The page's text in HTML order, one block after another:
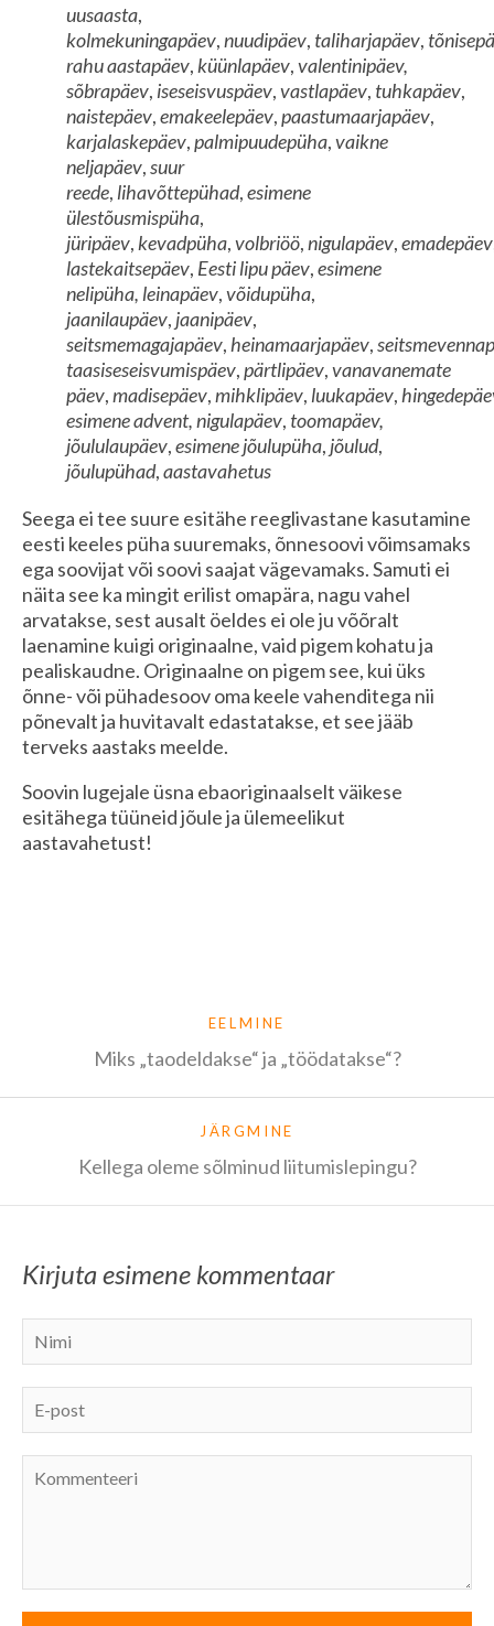
uusaasta,
kolmekuningapäev,nuudipäev, taliharjapäev,
rahu aastapäev, küünlapäev,valentinipäev,
sõbrapäev, iseseisvuspäev,vastlapäev, tuhkapäev,
naistepäev,emakeelepäev,paastumaarjapäev,
karjalaskepäev,palmipuudepüha,vaikne
neljapäev,suur
reede, lihavõttepühad,esimene
ülestõusmispüha,
jüripäev, kevadpüha,volbriöö,nigulapäev,emadepäev
lastekaitsepäev, Eesti lipu päev,esimene
nelipüha, leinapäev,võidupüha,
jaanilaupäev, jaanipäev,
seitsmemagajapäev, heinamaarjapäev,
taasiseseisvumispäev,pärtlipäev,vanavanemate
päev,madisepäev,mihklipäev, luukapäev,
esimene advent, nigulapäev, toomapäev,
jõululaupäev,esimene jõulupüha, jõulud,
jõulupühad,aastavahetus
Seega ei tee suure esitähe reeglivastane kasutamine
eesti keeles püha suuremaks, õnnesoovi võimsamaks
ega soovijat või soovi saajat vägevamaks. Samuti ei
näita see ka mingit erilist omapära, nagu vahel
arvatakse, sest ausalt öeldes ei ole ju võõralt
laenamine kuigi originaalne, vaid pigem kohatu ja
pealiskaudne. Originaalne on pigem see, kui üks
õnne- või pühadesoov oma keele vahenditega nii
põnevalt ja huvitavalt edastatakse, et see jääb
terveks aastaks meelde.
Soovin lugejale üsna ebaoriginaalselt väikese
esitähega tüüneid jõule ja ülemeelikut
aastavahetust!
EELMINE
Miks „taodeldakse“ ja „töödatakse“?
JÄRGMINE
Kellega oleme sõlminud liitumislepingu?
Kirjuta esimene kommentaar